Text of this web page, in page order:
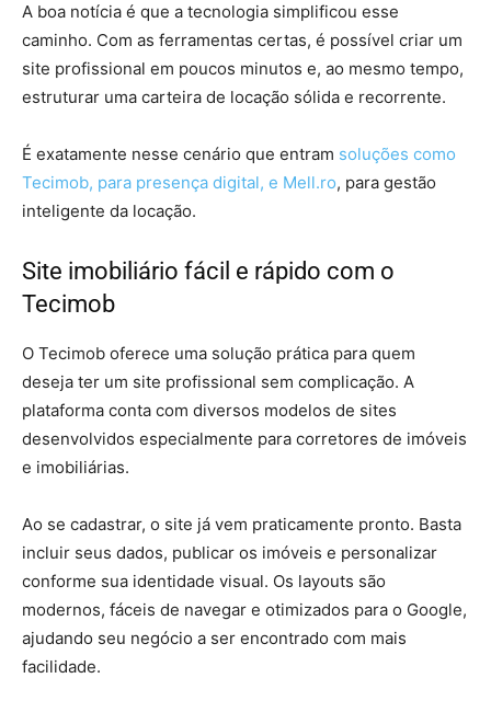
A boa notícia é que a tecnologia simplificou esse
caminho. Com as ferramentas certas, é possível criar um
site profissional em poucos minutos e, ao mesmo tempo,
estruturar uma carteira de locação sólida e recorrente.
É exatamente nesse cenário que entram soluções como
Tecimob, para presença digital, e Mell.ro, para gestão
inteligente da locação.
Site imobiliário fácil e rápido com o
Tecimob
O Tecimob oferece uma solução prática para quem
deseja ter um site profissional sem complicação. A
plataforma conta com diversos modelos de sites
desenvolvidos especialmente para corretores de imóveis
e imobiliárias.
Ao se cadastrar, o site já vem praticamente pronto. Basta
incluir seus dados, publicar os imóveis e personalizar
conforme sua identidade visual. Os layouts são
modernos, fáceis de navegar e otimizados para o Google,
ajudando seu negócio a ser encontrado com mais
facilidade.